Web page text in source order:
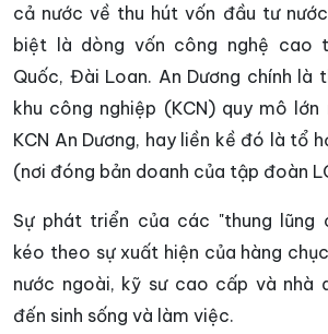
cả nước về thu hút vốn đầu tư
biệt là dòng vốn công nghệ cao
Quốc, Đài Loan. An Dương chính là
khu công nghiệp (KCN) quy mô lớn
KCN An Dương, hay liền kề đó là tổ
(nơi đóng bản doanh của tập đoàn
Sự phát triển của các "thung lũng
kéo theo sự xuất hiện của hàng
nước ngoài, kỹ sư cao cấp và nhà
đến sinh sống và làm việc.